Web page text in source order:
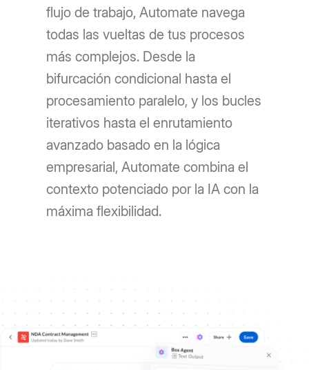
flujo de trabajo, Automate navega
todas las vueltas de tus procesos
más complejos. Desde la
bifurcación condicional hasta el
procesamiento paralelo, y los bucles
iterativos hasta el enrutamiento
avanzado basado en la lógica
empresarial, Automate combina el
contexto potenciado por la IA con la
máxima flexibilidad.